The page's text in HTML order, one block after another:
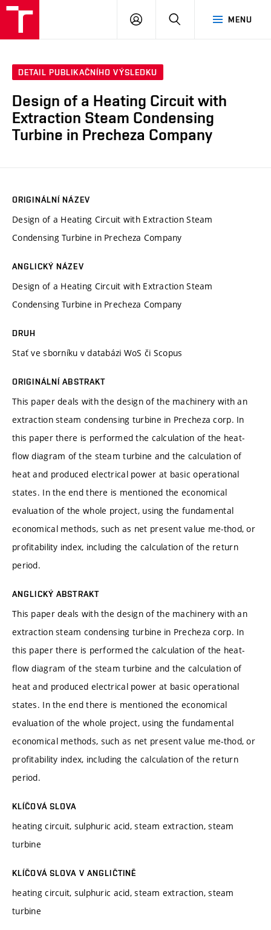
MENU
PŘIHLÁSIT
DETAIL PUBLIKAČNÍHO VÝSLEDKU
Design of a Heating Circuit with
Extraction Steam Condensing
Turbine in Precheza Company
ORIGINÁLNÍ NÁZEV
Design of a Heating Circuit with Extraction Steam
Condensing Turbine in Precheza Company
ANGLICKÝ NÁZEV
Design of a Heating Circuit with Extraction Steam
Condensing Turbine in Precheza Company
DRUH
Stať ve sborníku v databázi WoS či Scopus
ORIGINÁLNÍ ABSTRAKT
This paper deals with the design of the machinery with an
extraction steam condensing turbine in Precheza corp. In
this paper there is performed the calculation of the heat-
flow diagram of the steam turbine and the calculation of
heat and produced electrical power at basic operational
states. In the end there is mentioned the economical
evaluation of the whole project, using the fundamental
economical methods, such as net present value me-thod, or
profitability index, including the calculation of the return
period.
ANGLICKÝ ABSTRAKT
This paper deals with the design of the machinery with an
extraction steam condensing turbine in Precheza corp. In
this paper there is performed the calculation of the heat-
flow diagram of the steam turbine and the calculation of
heat and produced electrical power at basic operational
states. In the end there is mentioned the economical
evaluation of the whole project, using the fundamental
economical methods, such as net present value me-thod, or
profitability index, including the calculation of the return
period.
KLÍČOVÁ SLOVA
heating circuit, sulphuric acid, steam extraction, steam
turbine
KLÍČOVÁ SLOVA V ANGLIČTINĚ
heating circuit, sulphuric acid, steam extraction, steam
turbine